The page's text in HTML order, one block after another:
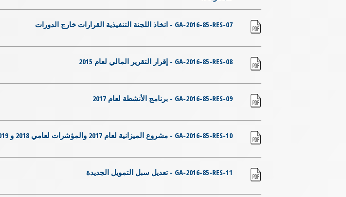
GA-2016-85-RES-07 - اتخاذ اللجنة التنفيذية القرارات خارج الدورات
GA-2016-85-RES-08 - إقرار التقرير المالي لعام 2015
GA-2016-85-RES-09 - برنامج الأنشطة لعام 2017
GA-2016-85-RES-10 - مشروع الميزانية لعام 2017 والمؤشرات لعامي 2018 و 2019
GA-2016-85-RES-11 - تعديل سبل التمويل الجديدة